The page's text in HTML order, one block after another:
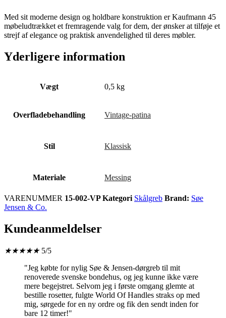
Med sit moderne design og holdbare konstruktion er Kaufmann 45
møbeludtrækket et fremragende valg for dem, der ønsker at tilføje et
strejf af elegance og praktisk anvendelighed til deres møbler.
Yderligere information
Vægt 0,5 kg
Overfladebehandling Vintage-patina
Stil Klassisk
Materiale Messing
VARENUMMER 15-002-VPKategori Skålgreb Brand: Søe
Jensen & Co.
Kundeanmeldelser
★★★★★ 5/5
"Jeg købte for nylig Søe & Jensen-dørgreb til mit
renoverede svenske bondehus, og jeg kunne ikke være
mere begejstret. Selvom jeg i første omgang glemte at
bestille rosetter, fulgte World Of Handles straks op med
mig, sørgede for en ny ordre og fik den sendt inden for
bare 12 timer!"